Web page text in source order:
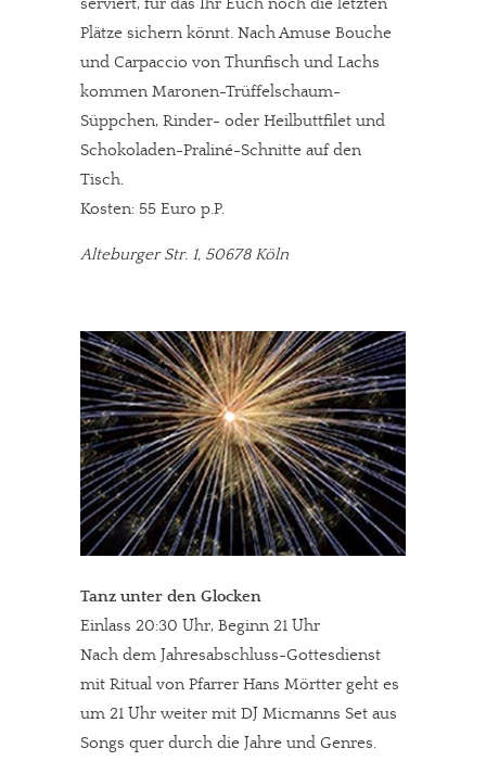
Solltest Du unsere unabhängige Berichterstattung schätzen,
Paypal - danke@meinesuedstadt.de
serviert, für das Ihr Euch noch die letzten
Plätze sichern könnt. Nach Amuse Bouche
und Carpaccio von Thunfisch und Lachs
kommen Maronen-Trüffelschaum-
Süppchen, Rinder- oder Heilbuttfilet und
Schokoladen-Praliné-Schnitte auf den
Tisch.
Kosten: 55 Euro p.P.
Alteburger Str. 1, 50678 Köln
Tanz unter den Glocken
Einlass 20:30 Uhr, Beginn 21 Uhr
Nach dem Jahresabschluss-Gottesdienst
mit Ritual von Pfarrer Hans Mörtter geht es
um 21 Uhr weiter mit DJ Micmanns Set aus
Songs quer durch die Jahre und Genres.